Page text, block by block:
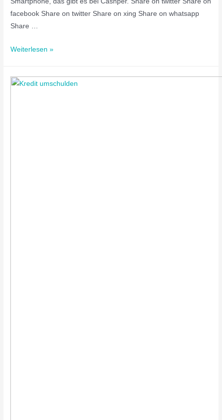
facebook Share on twitter Share on xing Share on whatsapp
Share …
Weiterlesen »